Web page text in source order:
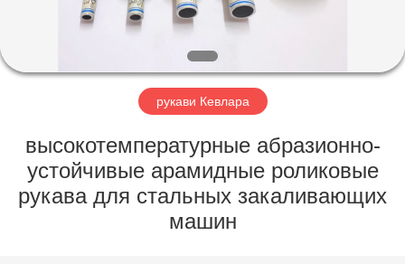
КОМПАНИИ
ФАБРИКА
КОНТРОЛЬ
рукави Кевлара
высокотемпературные абразионно-
устойчивые арамидные роликовые
рукава для стальных закаливающих
машин